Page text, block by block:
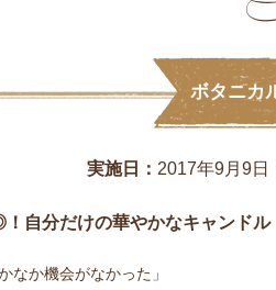
ボタニカ
実施日： 2017年9月9
自分だけの華やかなキャンドル
なか機会がなかった」